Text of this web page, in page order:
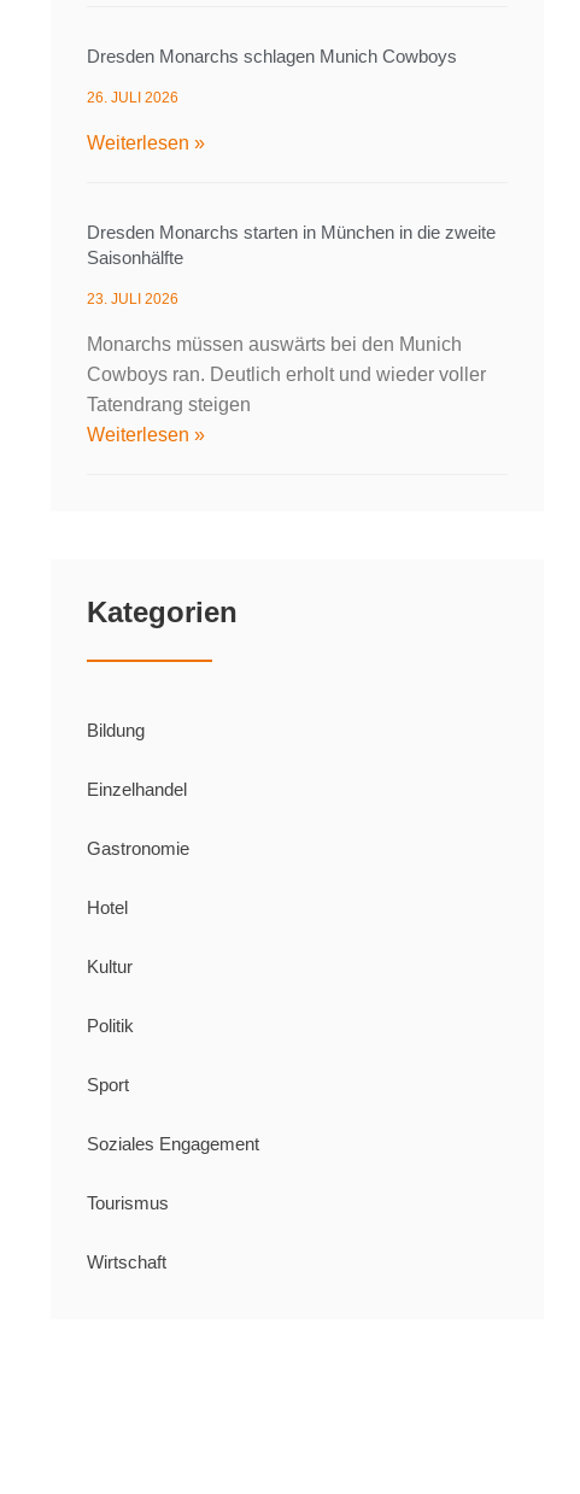
Dresden Monarchs schlagen Munich Cowboys
26. JULI 2026
Weiterlesen »
Dresden Monarchs starten in München in die zweite
Saisonhälfte
23. JULI 2026
Monarchs müssen auswärts bei den Munich
Cowboys ran. Deutlich erholt und wieder voller
Tatendrang steigen
Weiterlesen »
Kategorien
Bildung
Einzelhandel
Gastronomie
Hotel
Kultur
Politik
Sport
Soziales Engagement
Tourismus
Wirtschaft